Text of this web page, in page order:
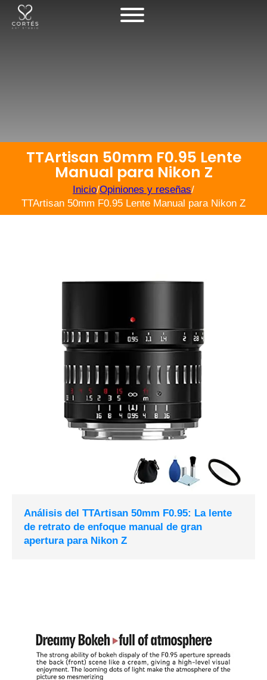
TTArtisan 50mm F0.95 Lente
Manual para Nikon Z
Inicio/Opiniones y reseñas/
TTArtisan 50mm F0.95 Lente Manual para Nikon Z
Análisis del TTArtisan 50mm F0.95: La lente
de retrato de enfoque manual de gran
apertura para Nikon Z